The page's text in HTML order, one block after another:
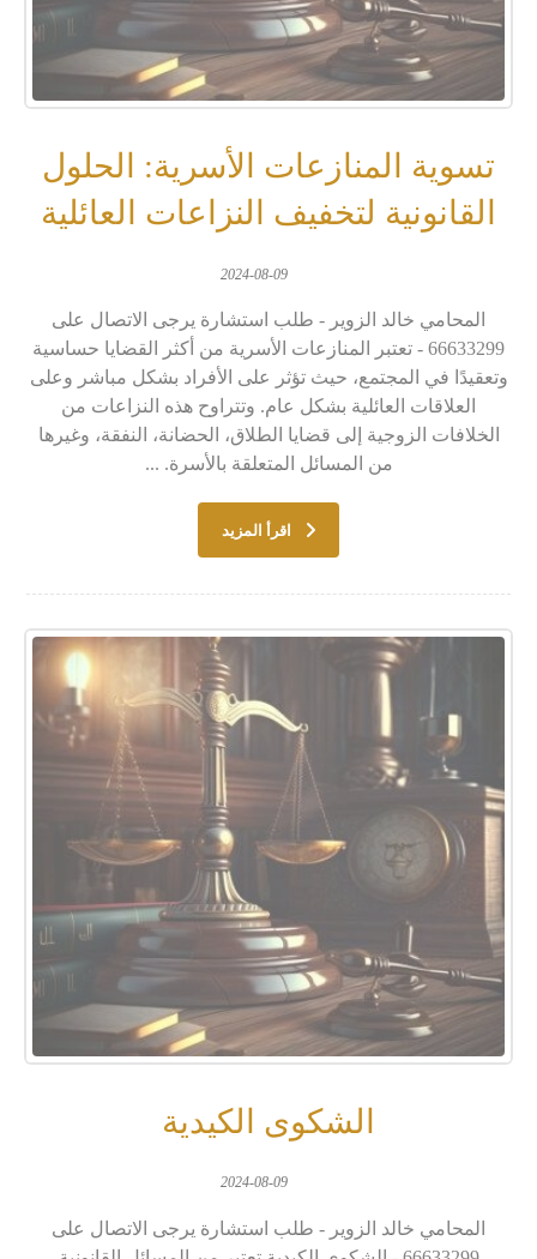
تسوية المنازعات الأسرية: الحلول
القانونية لتخفيف النزاعات العائلية
2024-08-09
المحامي خالد الزوير - طلب استشارة يرجى الاتصال على
66633299 - تعتبر المنازعات الأسرية من أكثر القضايا حساسية
وتعقيدًا في المجتمع، حيث تؤثر على الأفراد بشكل مباشر وعلى
العلاقات العائلية بشكل عام. وتتراوح هذه النزاعات من
الخلافات الزوجية إلى قضايا الطلاق، الحضانة، النفقة، وغيرها
من المسائل المتعلقة بالأسرة. ...
اقرأ المزيد
الشكوى الكيدية
2024-08-09
المحامي خالد الزوير - طلب استشارة يرجى الاتصال على